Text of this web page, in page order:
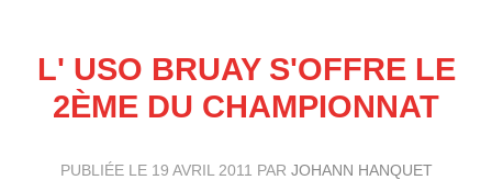
L' USO BRUAY S'OFFRE LE
2ÈME DU CHAMPIONNAT
PUBLIÉE LE 19 AVRIL 2011 PAR JOHANN HANQUET